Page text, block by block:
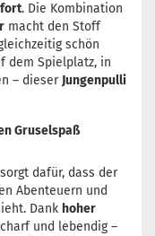
. Die Kombination
macht den Stoff
schön
dem Spielplatz, in
– dieser Jungenpulli
Gruselspaß
sorgt dafür, dass der
Abenteuern und
Dank hoher
und lebendig –